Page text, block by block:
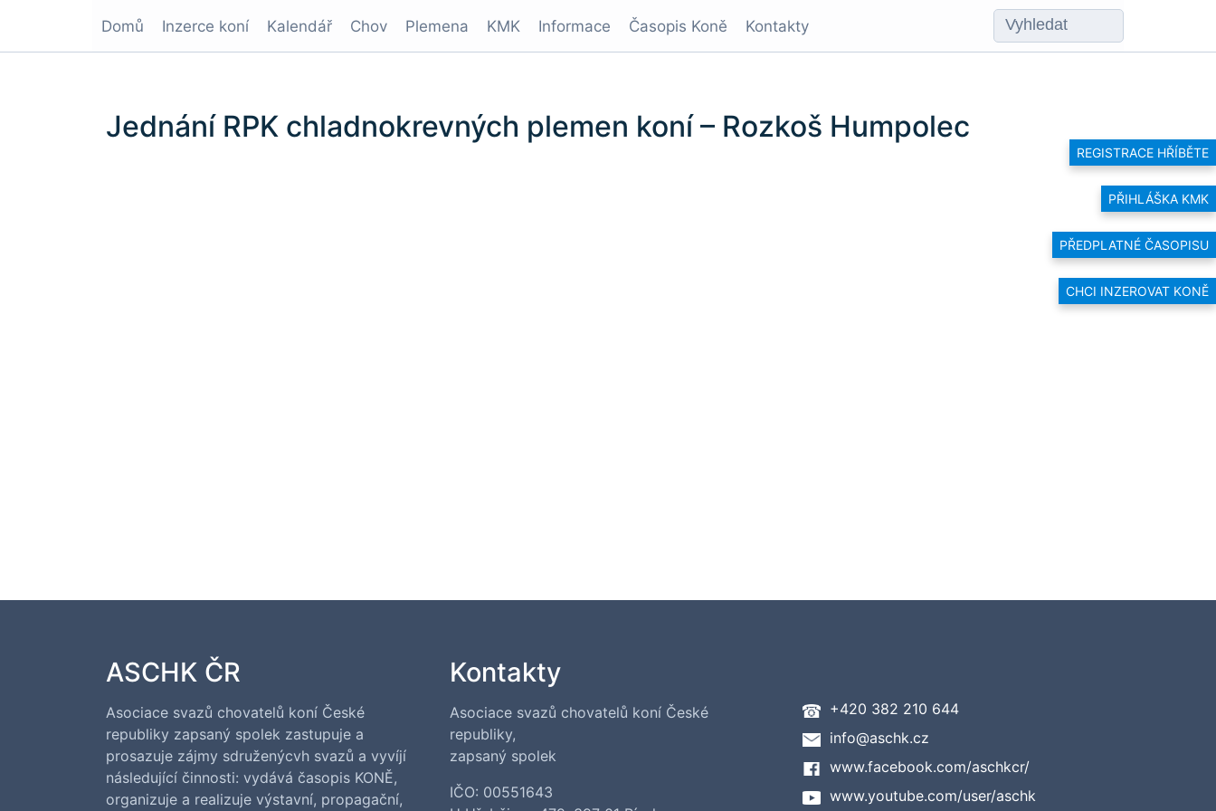
REGISTRACE HŘÍBĚTE
PŘIHLÁŠKA KMK
PŘEDPLATNÉ ČASOPISU
CHCI INZEROVAT KONĚ
Domů Inzerce koní Kalendář Chov Plemena KMK Informace Časopis Koně Kontakty
Jednání RPK chladnokrevných plemen koní – Rozkoš Humpolec
ASCHK ČR
Asociace svazů chovatelů koní České
republiky zapsaný spolek zastupuje a
prosazuje zájmy sdruženýcvh svazů a vyvíjí
následující činnosti: vydává časopis KONĚ,
organizuje a realizuje výstavní, propagační,
Kontakty
Asociace svazů chovatelů koní České
republiky,
zapsaný spolek
IČO: 00551643
+420 382 210 644
info@aschk.cz
www.facebook.com/aschkcr/
www.youtube.com/user/aschk